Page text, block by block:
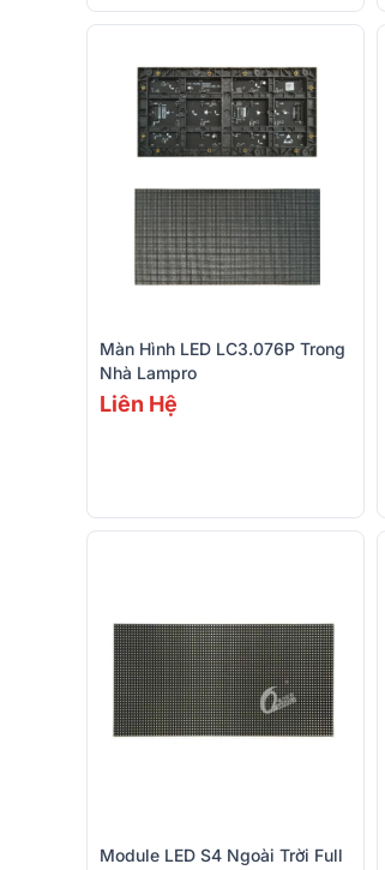
Màn Hình LED LC3.076P Trong
Nhà Lampro
Liên Hệ
Module LED S4 Ngoài Trời Full